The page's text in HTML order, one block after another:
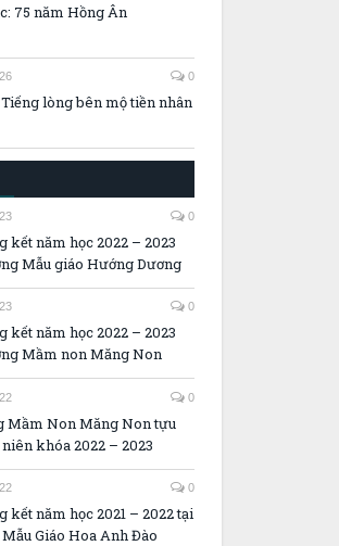
75 năm Hồng Ân
0
lòng bên mộ tiền nhân
0
kết năm học 2022 – 2023
Mẫu giáo Hướng Dương
0
kết năm học 2022 – 2023
Mầm non Măng Non
0
Mầm Non Măng Non tựu
khóa 2022 – 2023
0
kết năm học 2021 – 2022 tại
Giáo Hoa Anh Đào